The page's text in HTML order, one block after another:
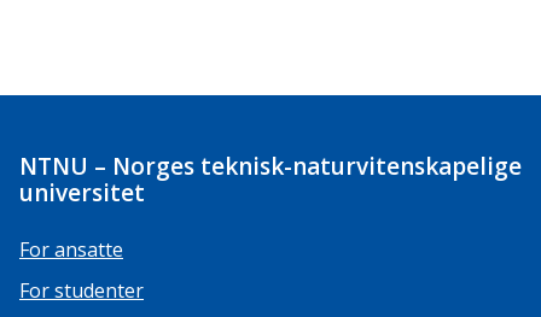
NTNU – Norges teknisk-naturvitenskapelige
universitet
For ansatte
For studenter